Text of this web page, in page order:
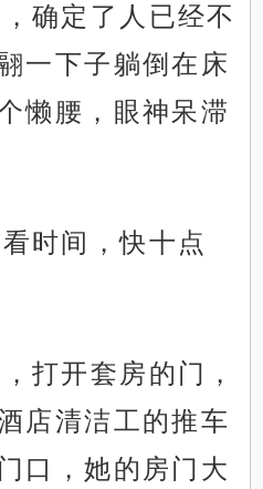
确定了人已经不
一下子躺倒在床
懒腰，眼神呆滞
时间，快十点
打开套房的门，
店清洁工的推车
口，她的房门大